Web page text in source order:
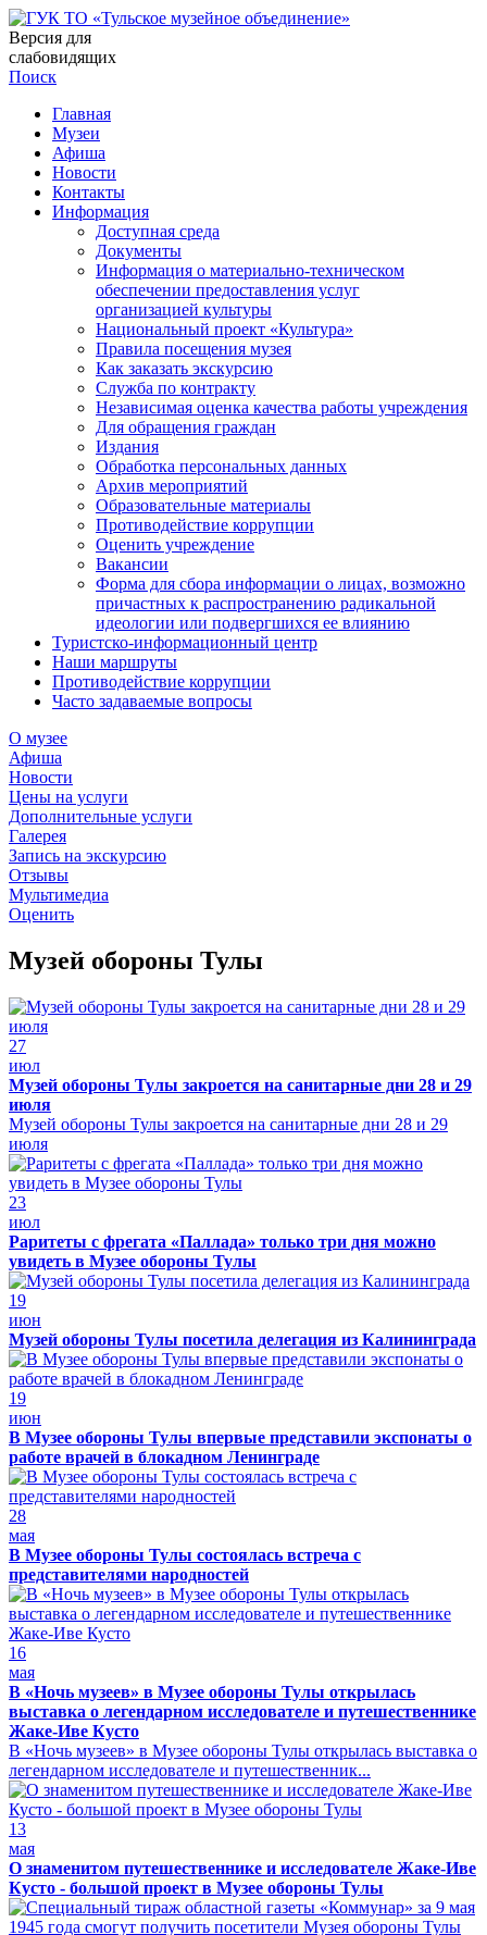
Версия для
слабовидящих
Поиск
Главная
Музеи
Афиша
Новости
Контакты
Информация
Доступная среда
Документы
Информация о материально-техническом
обеспечении предоставления услуг
организацией культуры
Национальный проект «Культура»
Правила посещения музея
Как заказать экскурсию
Служба по контракту
Независимая оценка качества работы учреждения
Для обращения граждан
Издания
Обработка персональных данных
Архив мероприятий
Образовательные материалы
Противодействие коррупции
Оценить учреждение
Вакансии
Форма для сбора информации о лицах, возможно
причастных к распространению радикальной
идеологии или подвергшихся ее влиянию
Туристско-информационный центр
Наши маршруты
Противодействие коррупции
Часто задаваемые вопросы
О музее
Афиша
Новости
Цены на услуги
Дополнительные услуги
Галерея
Запись на экскурсию
Отзывы
Мультимедиа
Оценить
Музей обороны Тулы
27
июл
Музей обороны Тулы закроется на санитарные дни 28 и 29
июля
Музей обороны Тулы закроется на санитарные дни 28 и 29
июля
23
июл
Раритеты с фрегата «Паллада» только три дня можно
увидеть в Музее обороны Тулы
19
июн
Музей обороны Тулы посетила делегация из Калининграда
19
июн
В Музее обороны Тулы впервые представили экспонаты о
работе врачей в блокадном Ленинграде
28
мая
В Музее обороны Тулы состоялась встреча с
представителями народностей
16
мая
В «Ночь музеев» в Музее обороны Тулы открылась
выставка о легендарном исследователе и путешественнике
Жаке-Иве Кусто
В «Ночь музеев» в Музее обороны Тулы открылась выставка о
легендарном исследователе и путешественник...
13
мая
О знаменитом путешественнике и исследователе Жаке-Иве
Кусто - большой проект в Музее обороны Тулы